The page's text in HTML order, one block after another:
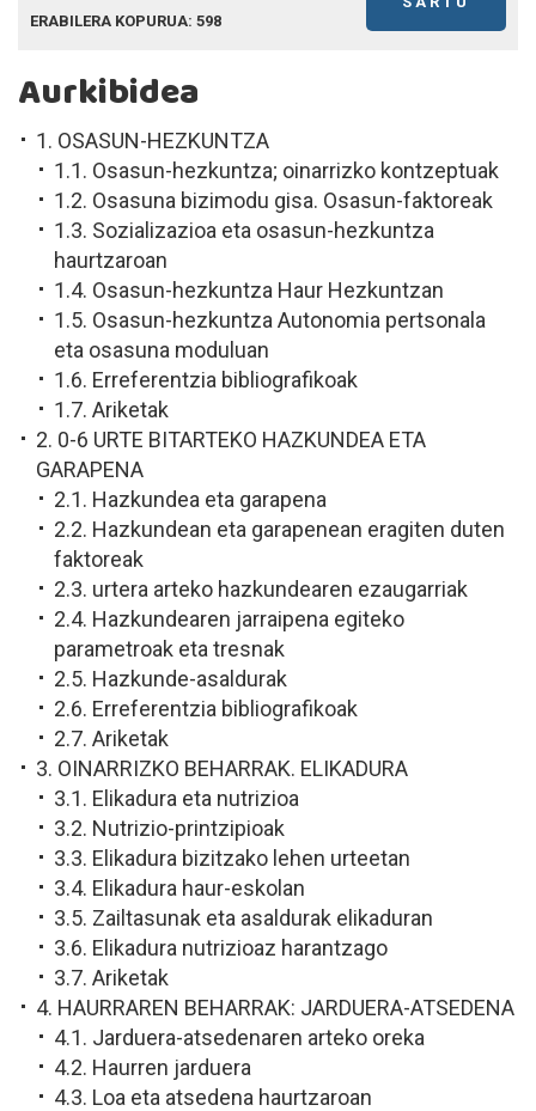
ERABILERA KOPURUA: 598
Aurkibidea
1. OSASUN-HEZKUNTZA
1.1. Osasun-hezkuntza; oinarrizko kontzeptuak
1.2. Osasuna bizimodu gisa. Osasun-faktoreak
1.3. Sozializazioa eta osasun-hezkuntza
haurtzaroan
1.4. Osasun-hezkuntza Haur Hezkuntzan
1.5. Osasun-hezkuntza Autonomia pertsonala
eta osasuna moduluan
1.6. Erreferentzia bibliografikoak
1.7. Ariketak
2. 0-6 URTE BITARTEKO HAZKUNDEA ETA
GARAPENA
2.1. Hazkundea eta garapena
2.2. Hazkundean eta garapenean eragiten duten
faktoreak
2.3. urtera arteko hazkundearen ezaugarriak
2.4. Hazkundearen jarraipena egiteko
parametroak eta tresnak
2.5. Hazkunde-asaldurak
2.6. Erreferentzia bibliografikoak
2.7. Ariketak
3. OINARRIZKO BEHARRAK. ELIKADURA
3.1. Elikadura eta nutrizioa
3.2. Nutrizio-printzipioak
3.3. Elikadura bizitzako lehen urteetan
3.4. Elikadura haur-eskolan
3.5. Zailtasunak eta asaldurak elikaduran
3.6. Elikadura nutrizioaz harantzago
3.7. Ariketak
4. HAURRAREN BEHARRAK: JARDUERA-ATSEDENA
4.1. Jarduera-atsedenaren arteko oreka
4.2. Haurren jarduera
4.3. Loa eta atsedena haurtzaroan